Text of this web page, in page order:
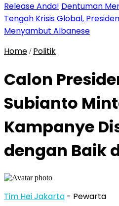
Release Anda! Dentuman
Tengah Krisis Global,
Menyambut Albanese
Home / Politik
Calon
Subianto
Kampanye
dengan Baik
Tim Hei Jakarta - Pewarta